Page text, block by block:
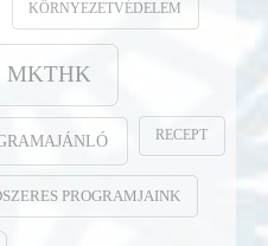
KÖRNYEZETVÉDELEM
MKTHK
RECEPT
PROGRAMJAINK